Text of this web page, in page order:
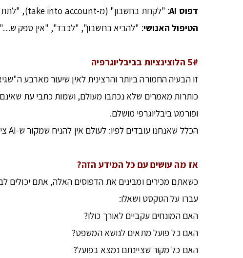
דפוס AI: "לקחת בחשבון" (מ-take into account), "לתת כבוד" (מ-give respect), "זה מובן מאליו" (מ-it goes without saying).
הטיפול האנושי: "להביא בחשבון", "לכבד", "אין ספק
5# הלוצינציות בביבליוגרפיה
כותרות מאמרים שלא נכתבו מעולם, ושמות כתבי עת שאינם
ופורמט ביבליוגרפי מושלם.
הכלל שאנחנו עובדים לפיו: לעולם אין להניח שמקור ש-AI ציינה הוא אמיתי. כל מקור חייב להיבדק ישירות ב-
אז מה עושים עם כל המידע הזה?
כשאתם מכירים ומבינים את הדפוסים האלה, אתם יכולים
עברו על הטקסט ושאלו:
האם המונחים עקביים לאורך כולו?
האם כל פועל מתאים לנושא המשפט?
האם כל מקור שציינתם נמצא בפועל?